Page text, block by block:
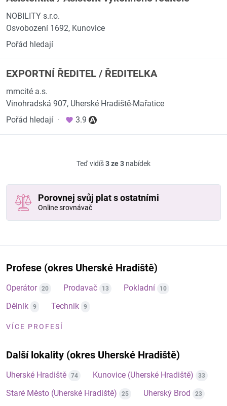
NOBILITY s.r.o.
Osvobození 1692, Kunovice
Pořád hledají
EXPORTNÍ ŘEDITEL / ŘEDITELKA
mmcité a.s.
Vinohradská 907, Uherské Hradiště-Mařatice
Pořád hledají · 3.9
Teď vidíš3 ze 3 nabídek
Porovnej svůj plat s ostatními
Online srovnávač
Profese (okres Uherské Hradiště)
Operátor 20 Prodavač 13 Pokladní 10
Dělník 9 Technik 9
VÍCE PROFESÍ
Další lokality (okres Uherské Hradiště)
Uherské Hradiště 74 Kunovice (Uherské Hradiště) 33
Staré Město (Uherské Hradiště) 25 Uherský Brod 23